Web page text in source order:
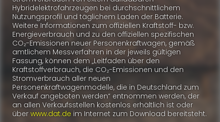
Hybridelektrofahrzeugen bei durchschnittlichem
Nutzungsprofil und täglichem Laden der Batterie.
Weitere Informationen zum offiziellen Kraftstoff- bzw.
Energieverbrauch und zu den offiziellen spezifischen
CO₂-Emissionen neuer Personenkraftwagen, gemäß
amtlichem Messverfahren in der jeweils gültigen
Fassung, können dem „Leitfaden über den
Kraftstoffverbrauch, die CO₂-Emissionen und den
Stromverbrauch aller neuen
Personenkraftwagenmodelle, die in Deutschland zum
Verkauf angeboten werden“ entnommen werden, der
an allen Verkaufsstellen kostenlos erhältlich ist oder
über www.dat.de im Internet zum Download bereitsteht.